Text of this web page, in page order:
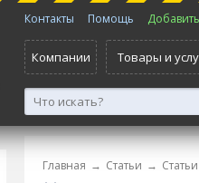
Контакты Помощь
Компании Товары и
Главная → Статьи →